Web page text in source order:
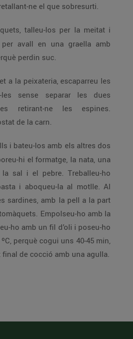
ne el que sobresurti.
talleu-los per la meitat i
avall en una graella amb
perdin suc.
a la peixateria, escaparreu les
les sense separar les dues
retirant-ne les espines.
de la carn.
i bateu-los amb els altres dos
hi el formatge, la nata, una
la sal i el pebre. Treballeu-ho
i aboqueu-la al motlle. Al
sardines, amb la pell a la part
Empolseu-ho amb la
ho amb un fil d’oli i poseu-ho
perquè cogui uns 40-45 min,
de cocció amb una agulla.